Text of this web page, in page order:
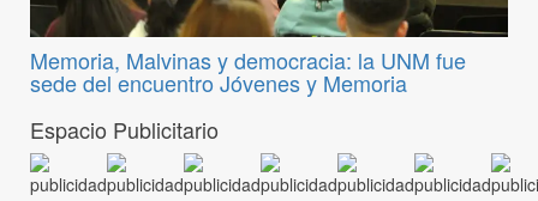
Memoria, Malvinas y democracia: la UNM fue
sede del encuentro Jóvenes y Memoria
Espacio Publicitario